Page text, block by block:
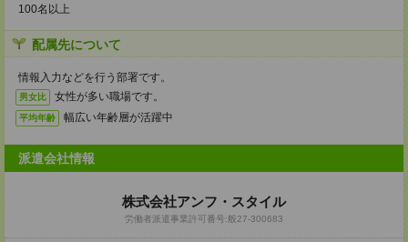
100名以上
配属先について
情報入力などを行う部署です。
男女比 女性が多い職場です。
平均年齢 幅広い年齢層が活躍中
派遣会社情報
株式会社アンフ・スタイル
労働者派遣事業許可番号:般27-300683